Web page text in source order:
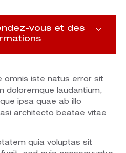
omnis iste natus error sit
doloremque laudantium,
ipsa quae ab illo
architecto beatae vitae
quia voluptas sit
vous et des